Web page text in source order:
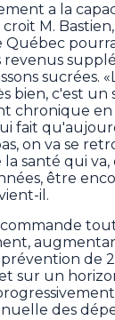
a la
M.
Québec
revenus
sucrées.
bien, c'est un
chronique
fait
on va se
santé qui va,
être
il.
de
sur un
des